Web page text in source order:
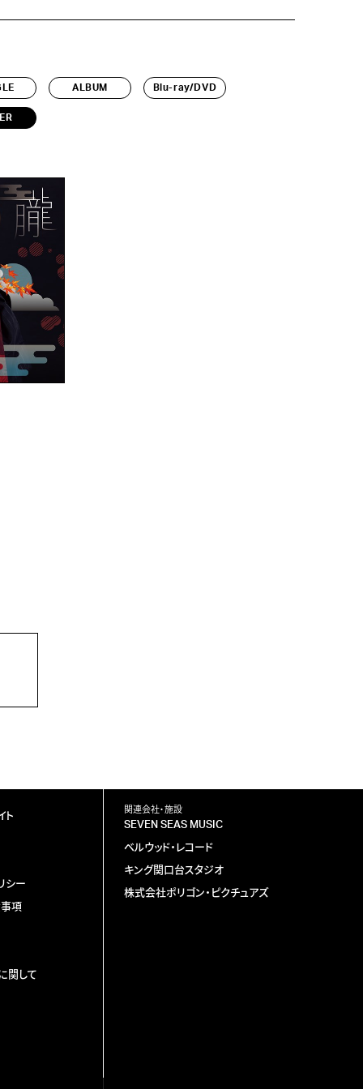
ALBUM Blu-ray/DVD
ト
シー
項
関して
関連会社・施設
SEVEN SEAS MUSIC
ベルウッド・レコード
キング関口台スタジオ
株式会社ポリゴン・ピクチュアズ